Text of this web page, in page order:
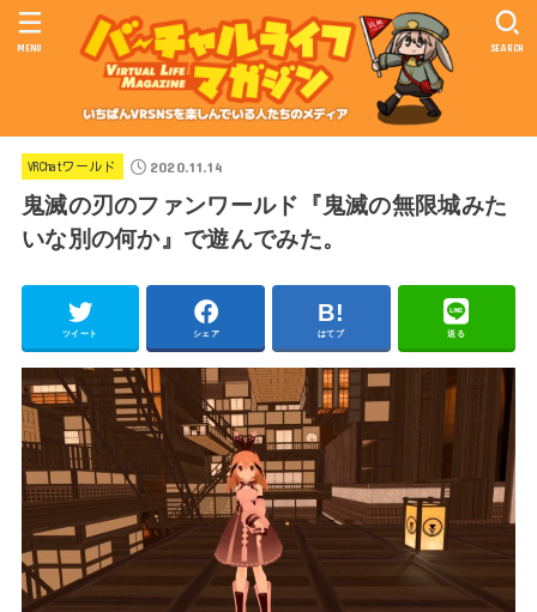
SEARCH
MENU
VRChatワールド 2020.11.14
鬼滅の刃のファンワールド『鬼滅の無限城みた
いな別の何か』で遊んでみた。
ツイート シェア はてブ 送る